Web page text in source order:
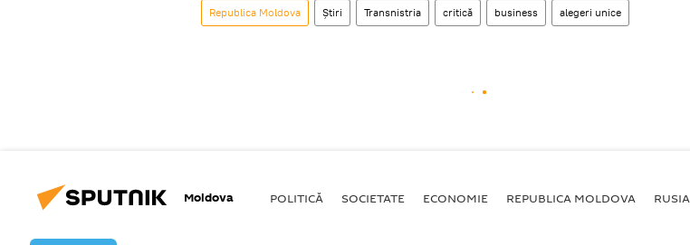
Republica Moldova Știri Transnistria critică business alegeri unice
Moldova POLITICĂ SOCIETATE ECONOMIE REPUBLICA MOLDOVA RUSIA